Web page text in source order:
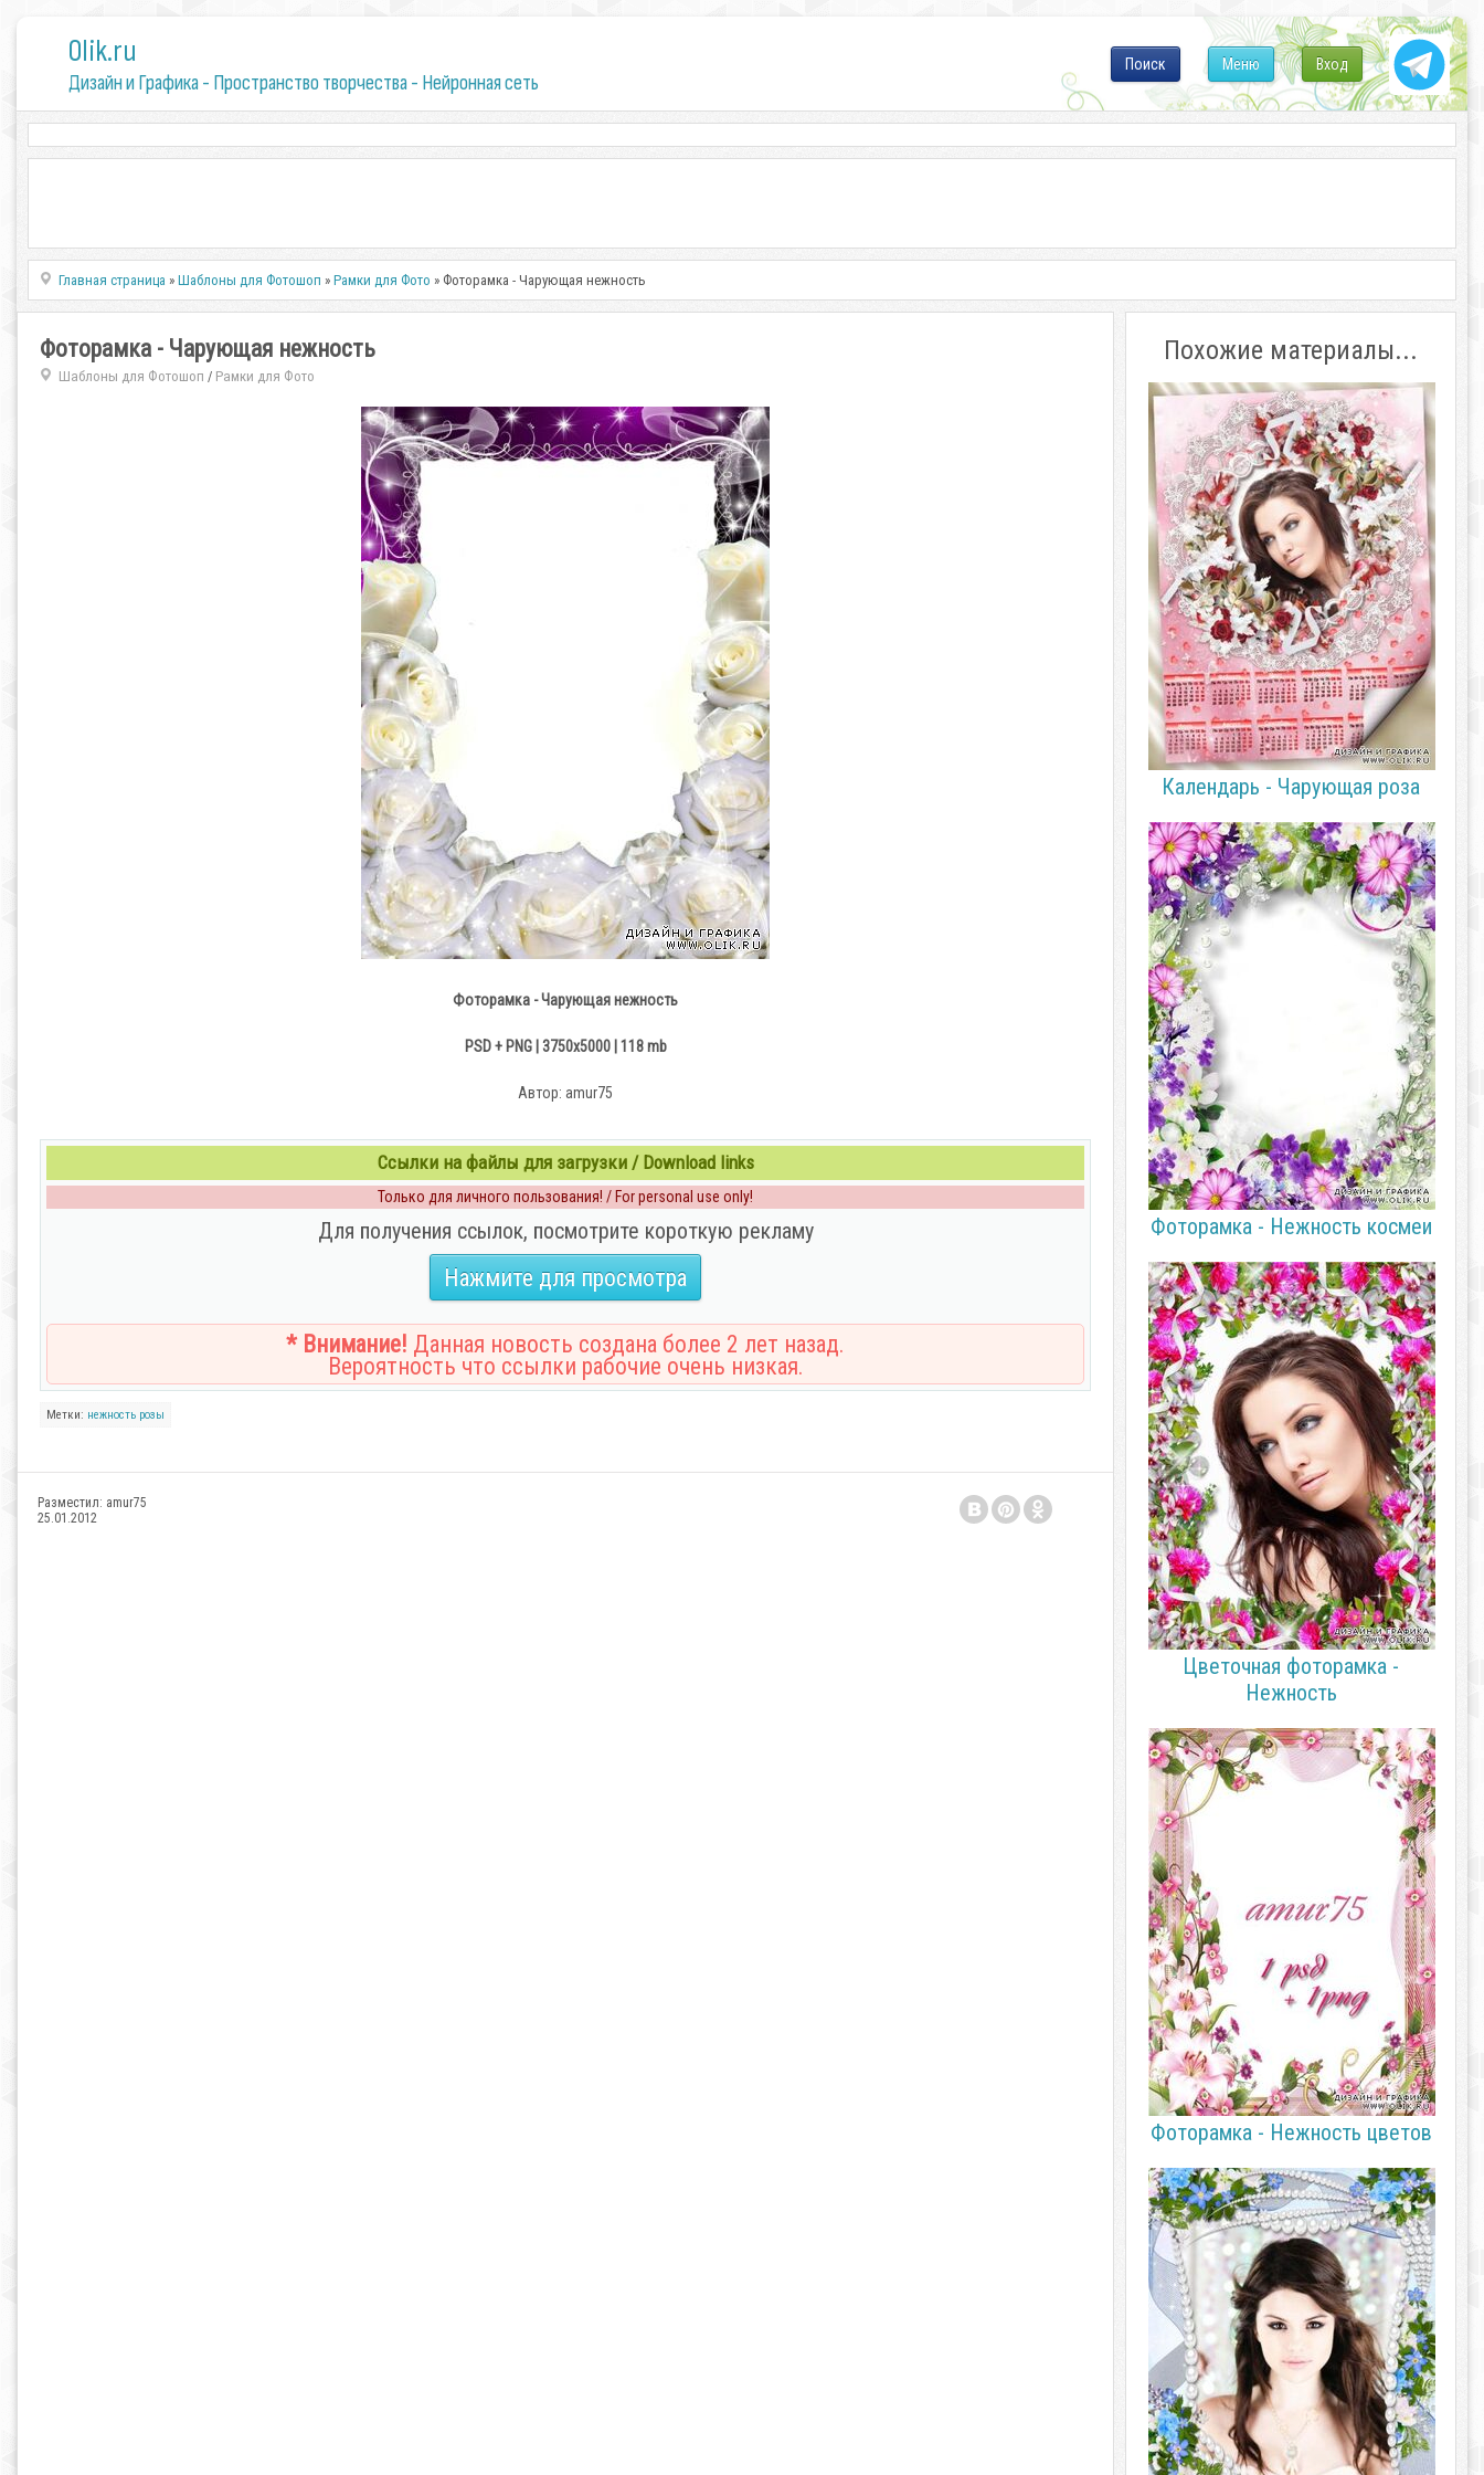
0lik.ru
Дизайн и Графика - Пространство творчества - Нейронная сеть
Вход
Меню
Поиск
Главная страница »Шаблоны для Фотошоп »Рамки для Фото » Фоторамка - Чарующая нежность
Фоторамка - Чарующая нежность
Шаблоны для Фотошоп / Рамки для Фото
Фоторамка - Чарующая нежность
PSD + PNG | 3750x5000 | 118 mb
Автор: amur75
Ссылки на файлы для загрузки / Download links
Только для личного пользования! / For personal use only!
Для получения ссылок, посмотрите короткую рекламу
Нажмите для просмотра
* Внимание! Данная новость создана более 2 лет назад.
Вероятность что ссылки рабочие очень низкая.
Метки: нежность розы
Разместил: amur75
25.01.2012
Похожие материалы...
Календарь - Чарующая роза
Фоторамка - Нежность космеи
Цветочная фоторамка -
Нежность
Фоторамка - Нежность цветов